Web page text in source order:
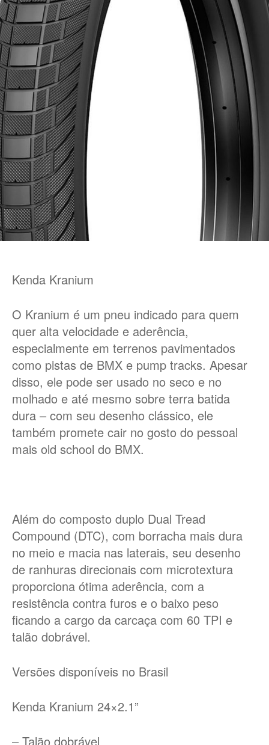
Kenda Kranium
O Kranium é um pneu indicado para quem
quer alta velocidade e aderência,
especialmente em terrenos pavimentados
como pistas de BMX e pump tracks. Apesar
disso, ele pode ser usado no seco e no
molhado e até mesmo sobre terra batida
dura – com seu desenho clássico, ele
também promete cair no gosto do pessoal
mais old school do BMX.
Além do composto duplo Dual Tread
Compound (DTC), com borracha mais dura
no meio e macia nas laterais, seu desenho
de ranhuras direcionais com microtextura
proporciona ótima aderência, com a
resistência contra furos e o baixo peso
ficando a cargo da carcaça com 60 TPI e
talão dobrável.
Versões disponíveis no Brasil
Kenda Kranium 24×2.1”
– Talão dobrável